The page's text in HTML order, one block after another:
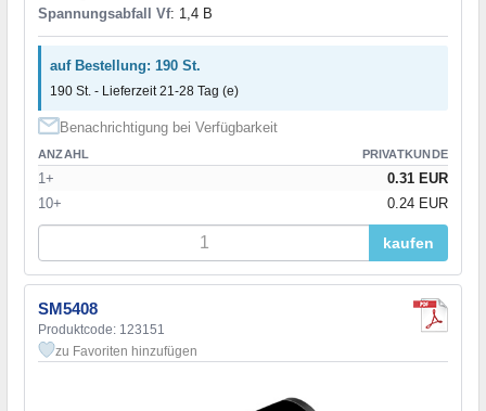
Spannungsabfall Vf: 1,4 В
auf Bestellung: 190 St.
190 St. - Lieferzeit 21-28 Tag (e)
Benachrichtigung bei Verfügbarkeit
ANZAHL PRIVATKUNDE
1+
0.31 EUR
10+
0.24 EUR
kaufen
SM5408
Produktcode: 123151
zu Favoriten hinzufügen